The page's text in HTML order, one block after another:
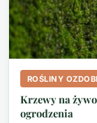
ROŚLINY
Krzewy na
ogrodzenia